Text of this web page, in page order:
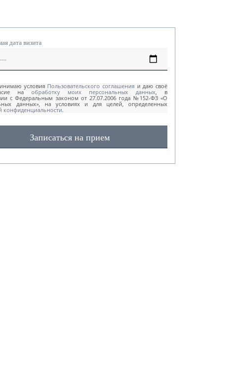
дата визита
условия Пользовательского соглашения и даю своё
наобработку моих персональных данных, в
с Федеральным законом от 27.07.2006 года №152-ФЗ «О
данных», на условиях и для целей, определенных
конфиденциальности.